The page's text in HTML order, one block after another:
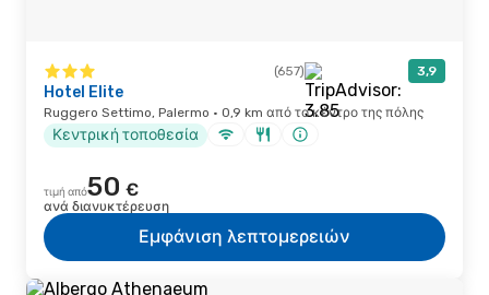
(657) 3,9
Hotel Elite
Ruggero Settimo, Palermo · 0,9 km από το κέντρο της πόλης
Κεντρική τοποθεσία
τιμή από50 €
ανά διανυκτέρευση
Εμφάνιση λεπτομερειών